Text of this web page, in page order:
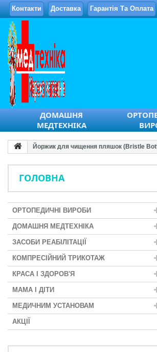
Контакти Доставка Гарантія Та Оплата
ДОМАШНЯ
МЕДТЕХНІКА
Йоржик для чищення пляшок (Bristle
ГОЛОВНА
ОРТОПЕДИЧНІ ВИРОБИ
ДОМАШНЯ МЕДТЕХНІКА
ЗАСОБИ РЕАБІЛІТАЦІЇ
КОМПРЕСІЙНИЙ ТРИКОТАЖ
КРАСА І ЗДОРОВ'Я
МАМА І ДІТИ
МЕДИЧНИМ УСТАНОВАМ
АКЦІЇ